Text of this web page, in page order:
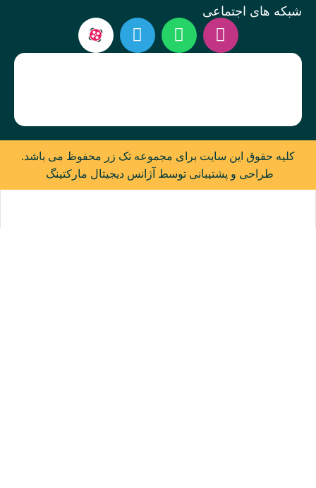
شبکه های اجتماعی
کلیه حقوق این سایت برای مجموعه تک زر محفوظ می باشد.
طراحی و پشتیبانی توسط آژانس دیجیتال مارکتینگ